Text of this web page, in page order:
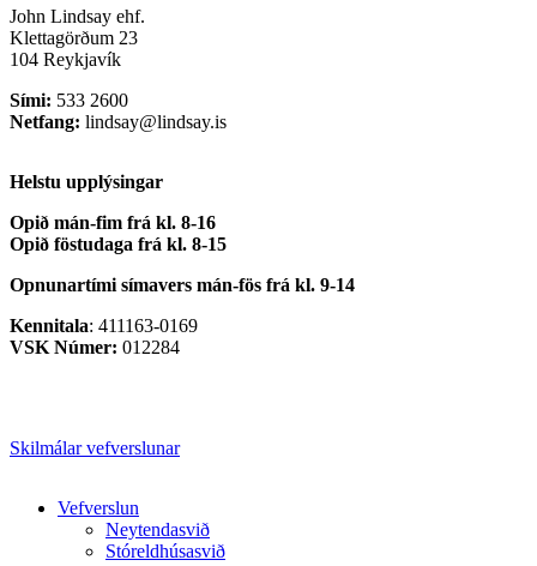
John Lindsay ehf.
Klettagörðum 23
104 Reykjavík
Sími: 533 2600
Netfang: lindsay@lindsay.is
Helstu upplýsingar
Opið mán-fim frá kl. 8-16
Opið föstudaga frá kl. 8-15
Opnunartími símavers mán-fös frá kl. 9-14
Kennitala: 411163-0169
VSK Númer: 012284
Skilmálar vefverslunar
Close
Vefverslun
Neytendasvið
Stóreldhúsasvið